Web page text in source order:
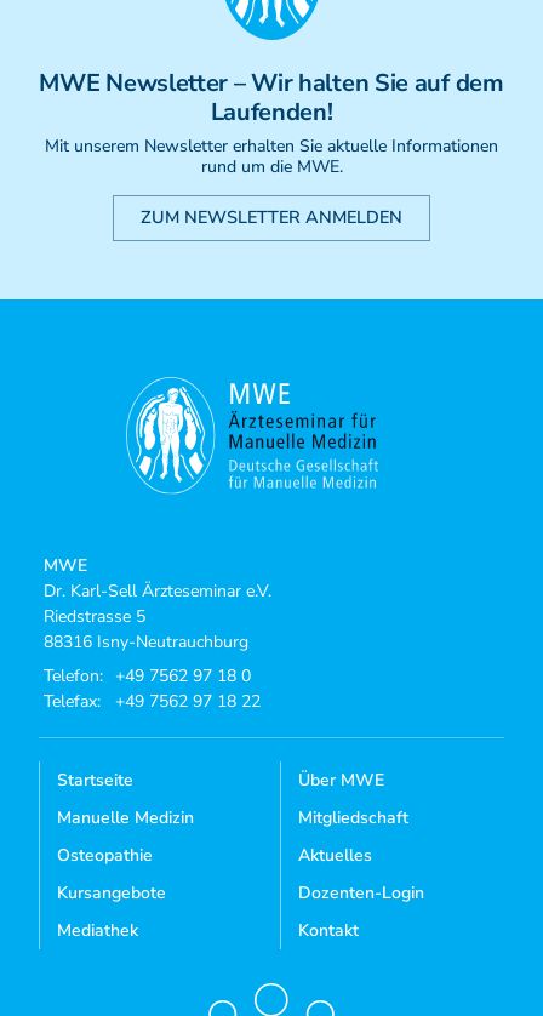
MWE Newsletter– Wir halten Sie auf dem
Laufenden!
Mit unserem Newsletter erhalten Sie aktuelle Informationen
rund um die MWE.
ZUM NEWSLETTER ANMELDEN
MWE
Dr. Karl-Sell Ärzteseminar e.V.
Riedstrasse 5
88316 Isny-Neutrauchburg
Telefon: +49 7562 97 18 0
Telefax:
+49 7562 97 18 22
Startseite
Manuelle Medizin
Osteopathie
Kursangebote
Mediathek
Über MWE
Mitgliedschaft
Aktuelles
Dozenten-Login
Kontakt